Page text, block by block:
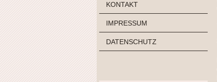
KONTAKT
IMPRESSUM
DATENSCHUTZ